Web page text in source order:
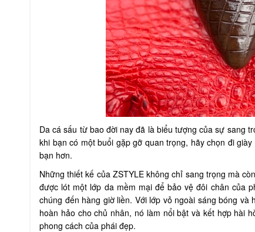
Da cá sấu từ bao đời nay đã là biểu tượng của sự sang
khi bạn có một buổi gặp gỡ quan trọng, hãy chọn đi
bạn hơn.
Những thiết kế của ZSTYLE không chỉ sang trọng mà
được lót một lớp da mềm mại để bảo vệ đôi chân của
chúng đến hàng giờ liền. Với lớp vỏ ngoài sáng bóng
hoàn hảo cho chủ nhân, nó làm nổi bật và kết hợp hài
phong cách của phái đẹp.